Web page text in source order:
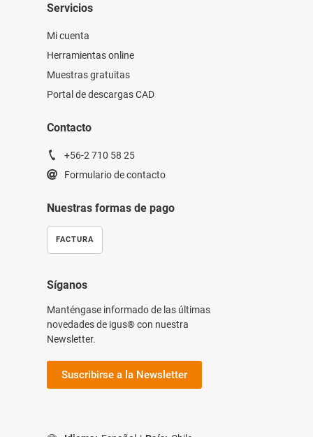
Servicios
Mi cuenta
Herramientas online
Muestras gratuitas
Portal de descargas CAD
Contacto
+56-2 710 58 25
Formulario de contacto
Nuestras formas de pago
FACTURA
Síganos
Manténgase informado de las últimas
novedades de igus® con nuestra
Newsletter.
Suscribirse a la Newsletter